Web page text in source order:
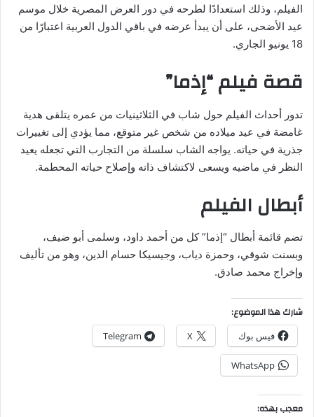
الفيلم، وذلك استعدادًا لطرحه في دور العرض المصرية خلال موسم
عيد الأضحى، على أن يبدأ عرضه في باقي الدول العربية اعتبارًا من
18 يونيو الجاري.
قصة فيلم “إذما”
تدور أحداث الفيلم حول شاب في الثلاثينيات من عمره يتلقى هدية
غامضة في عيد ميلاده من شخص غير متوقع، مما يؤدي إلى تغييرات
جذرية في حياته. يواجه الشاب سلسلة من التجارب التي تجعله يعيد
النظر في ماضيه ويسعى لاكتشاف ذاته وإصلاح حياته المحطمة.
أبطال الفيلم
تضم قائمة أبطال “إذما” كل من أحمد داود، وسلمى أبو ضيف،
وبسنت شوقي، وحمزة دياب، وجيسيكا حسام الدين، وهو من تأليف
وإخراج محمد صادق.
شارك هذا الموضوع:
فيس بوك X
Telegram
WhatsApp
معجب بهذه: